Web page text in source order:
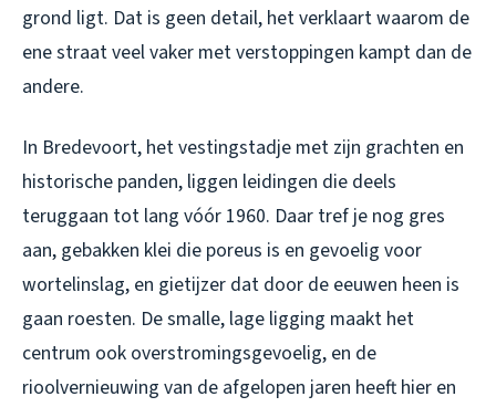
grond ligt. Dat is geen detail, het verklaart waarom de
ene straat veel vaker met verstoppingen kampt dan de
andere.
In Bredevoort, het vestingstadje met zijn grachten en
historische panden, liggen leidingen die deels
teruggaan tot lang vóór 1960. Daar tref je nog gres
aan, gebakken klei die poreus is en gevoelig voor
wortelinslag, en gietijzer dat door de eeuwen heen is
gaan roesten. De smalle, lage ligging maakt het
centrum ook overstromingsgevoelig, en de
rioolvernieuwing van de afgelopen jaren heeft hier en